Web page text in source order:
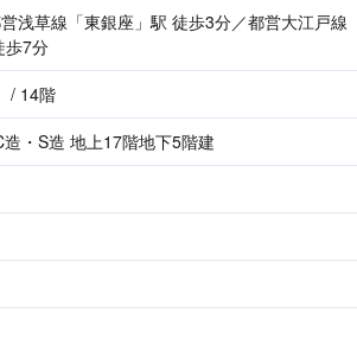
浅草線「東銀座」駅 徒歩3分／都営大江戸
歩7分
/ 14階
・S造 地上17階地下5階建